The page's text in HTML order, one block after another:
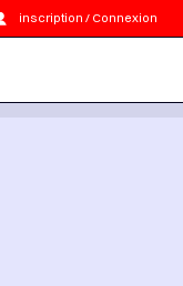
inscription / Connexion